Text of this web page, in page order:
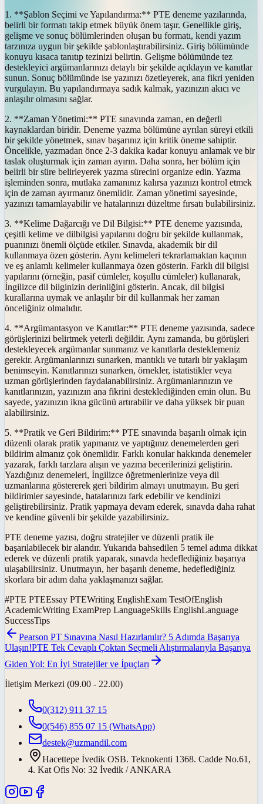
1. **Şablon Seçimi ve Yapılandırma:** PTE deneme yazılarında,
belirli bir formatı takip etmek büyük önem taşır. Genellikle giriş,
gelişme ve sonuç bölümlerinden oluşan bu formatı, kendi yazım
tarzınıza uygun bir şekilde şablonlaştırabilirsiniz. Giriş bölümünde
konuyu kısaca tanıtıp tezinizi belirtin. Gelişme bölümünde tez
destekleyici argümanlarınızı detaylı bir şekilde açıklayın ve kanıtlar
sunun. Sonuç bölümünde ise yazınızı özetleyerek, ana fikri yeniden
vurgulayın. Bu yapılandırmaya sadık kalmak, yazınızın akıcı ve
anlaşılır olmasını sağlar.
2. **Zaman Yönetimi:** PTE sınavında zaman, en değerli
kaynaklardan biridir. Deneme yazma bölümüne ayrılan süreyi etkili
bir şekilde yönetmek, sınav başarınız için kritik öneme sahiptir.
Öncelikle, yazmadan önce 2-3 dakika kadar konuyu anlamak ve bir
taslak oluşturmak için zaman ayırın. Daha sonra, her bölüm için
belirli bir süre belirleyerek yazma sürecini organize edin. Yazma
işleminden sonra, mutlaka zamanınız kalırsa yazınızı kontrol etmek
için de zaman ayırmanız önemlidir. Zaman yönetimi sayesinde,
yazınızı tamamlayabilir ve hatalarınızı düzeltme fırsatı bulabilirsiniz.
3. **Kelime Dağarcığı ve Dil Bilgisi:** PTE deneme yazısında,
çeşitli kelime ve dilbilgisi yapılarını doğru bir şekilde kullanmak,
puanınızı önemli ölçüde etkiler. Sınavda, akademik bir dil
kullanmaya özen gösterin. Aynı kelimeleri tekrarlamaktan kaçının
ve eş anlamlı kelimeler kullanmaya özen gösterin. Farklı dil bilgisi
yapılarını (örneğin, pasif cümleler, koşullu cümleler) kullanarak,
İngilizce dil bilginizin derinliğini gösterin. Ancak, dil bilgisi
kurallarına uymak ve anlaşılır bir dil kullanmak her zaman
önceliğiniz olmalıdır.
4. **Argümantasyon ve Kanıtlar:** PTE deneme yazısında, sadece
görüşlerinizi belirtmek yeterli değildir. Aynı zamanda, bu görüşleri
destekleyecek argümanlar sunmanız ve kanıtlarla desteklemeniz
gerekir. Argümanlarınızı sunarken, mantıklı ve tutarlı bir yaklaşım
benimseyin. Kanıtlarınızı sunarken, örnekler, istatistikler veya
uzman görüşlerinden faydalanabilirsiniz. Argümanlarınızın ve
kanıtlarınızın, yazınızın ana fikrini desteklediğinden emin olun. Bu
sayede, yazınızın ikna gücünü artırabilir ve daha yüksek bir puan
alabilirsiniz.
5. **Pratik ve Geri Bildirim:** PTE sınavında başarılı olmak için
düzenli olarak pratik yapmanız ve yaptığınız denemelerden geri
bildirim almanız çok önemlidir. Farklı konular hakkında denemeler
yazarak, farklı tarzlara alışın ve yazma becerilerinizi geliştirin.
Yazdığınız denemeleri, İngilizce öğretmenlerinize veya dil
uzmanlarına göstererek geri bildirim almayı unutmayın. Bu geri
bildirimler sayesinde, hatalarınızı fark edebilir ve kendinizi
geliştirebilirsiniz. Pratik yapmaya devam ederek, sınavda daha rahat
ve kendine güvenli bir şekilde yazabilirsiniz.
PTE deneme yazısı, doğru stratejiler ve düzenli pratik ile
başarılabilecek bir alandır. Yukarıda bahsedilen 5 temel adıma dikkat
ederek ve düzenli pratik yaparak, sınavda hedeflediğiniz başarıya
ulaşabilirsiniz. Unutmayın, her başarılı deneme, hedeflediğiniz
skorlara bir adım daha yaklaşmanızı sağlar.
#PTE PTEEssay PTEWriting EnglishExam TestOfEnglish
AcademicWriting ExamPrep LanguageSkills EnglishLanguage
SuccessTips
Pearson PT Sınavına Nasıl Hazırlanılır? 5 Adımda Başarıya
Ulaşın!PTE Tek Cevaplı Çoktan Seçmeli Alıştırmalarıyla Başarıya
Giden Yol: En İyi Stratejiler ve İpuçları
İletişim Merkezi (09.00 - 22.00)
0(312) 911 37 15
0(546) 855 07 15 (WhatsApp)
destek@uzmandil.com
Hacettepe İvedik OSB. Teknokenti 1368. Cadde No.61,
4. Kat Ofis No: 32 İvedik / ANKARA